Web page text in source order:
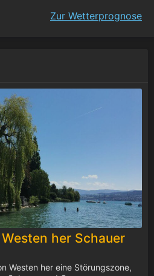
Zur Wetterprognose
her Schauer
Westen her eine Störungszone,